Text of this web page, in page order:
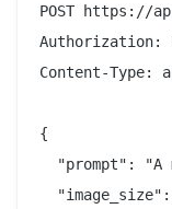
POST https://
Authorization:
Content-Type:
{
"prompt": "A